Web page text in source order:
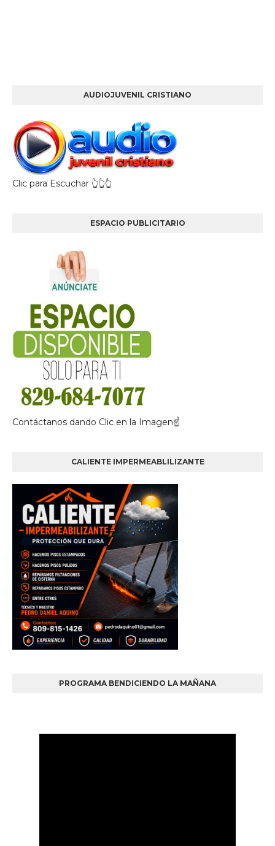
AUDIOJUVENIL CRISTIANO
Clic para Escuchar 👆👆👆
ESPACIO PUBLICITARIO
Contáctanos dando Clic en la Imagen☝
CALIENTE IMPERMEABLILIZANTE
PROGRAMA BENDICIENDO LA MAÑANA